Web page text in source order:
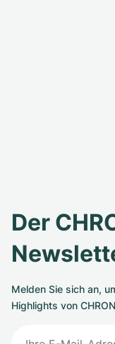
Der
Melden Sie sich an,
Highlights von